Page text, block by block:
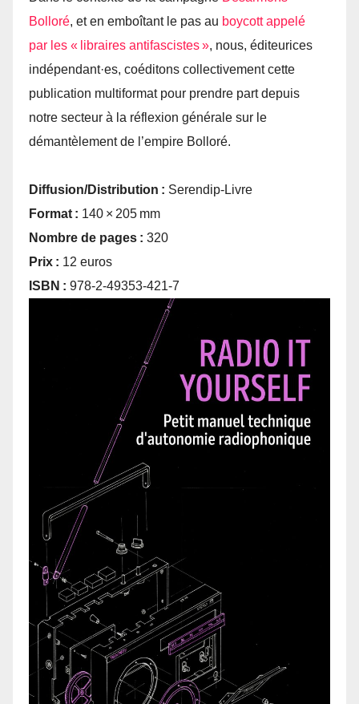
Bolloré, et en emboîtant le pas au boycott appelé
par les « libraires antifascistes », nous, éditeurices
indépendant·es, coéditons collectivement cette
publication multiformat pour prendre part depuis
notre secteur à la réflexion générale sur le
démantèlement de l’empire Bolloré.
Diffusion/Distribution : Serendip-Livre
Format : 140 × 205 mm
Nombre de pages : 320
Prix : 12 euros
ISBN : 978-2-49353-421-7